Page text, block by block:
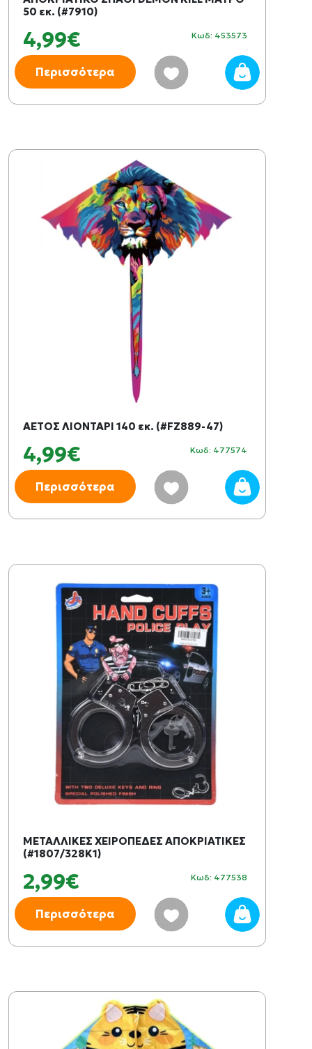
50 εκ. (#7910)
4,99€ Κωδ: 453573
Περισσότερα
ΑΕΤΟΣ ΛΙΟΝΤΑΡΙ 140 εκ. (#FZ889-47)
4,99€ Κωδ: 477574
Περισσότερα
ΜΕΤΑΛΛΙΚΕΣ ΧΕΙΡΟΠΕΔΕΣ ΑΠΟΚΡΙΑΤΙΚΕΣ
(#1807/328K1)
2,99€ Κωδ: 477538
Περισσότερα